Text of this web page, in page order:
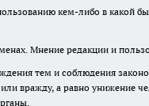
кем-либо в какой
Мнение редакции и
тем и соблюдения
вражду, а равно унижение